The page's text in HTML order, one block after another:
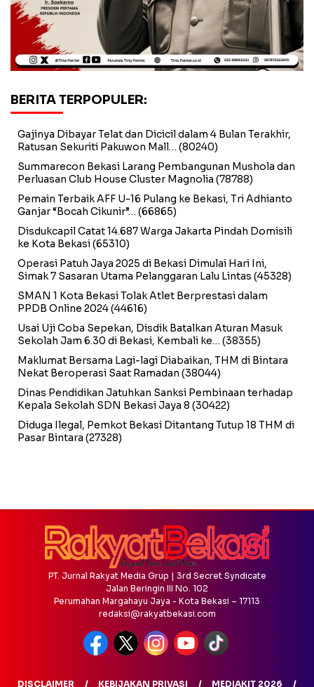
BERITA TERPOPULER:
Gajinya Dibayar Telat dan Dicicil dalam 4 Bulan Terakhir,
Ratusan Sekuriti Pakuwon Mall… (80240)
Summarecon Bekasi Larang Pembangunan Mushola dan
Perluasan Club House Cluster Magnolia (78788)
Pemain Terbaik AFF U-16 Pulang ke Bekasi, Tri Adhianto
Ganjar “Bocah Cikunir”… (66865)
Disdukcapil Catat 14.687 Warga Jakarta Pindah Domisili
ke Kota Bekasi(65310)
Operasi Patuh Jaya 2025 di Bekasi Dimulai Hari Ini,
Simak 7 Sasaran Utama Pelanggaran Lalu Lintas (45328)
SMAN 1 Kota Bekasi Tolak Atlet Berprestasi dalam
PPDB Online 2024(44616)
Usai Uji Coba Sepekan, Disdik Batalkan Aturan Masuk
Sekolah Jam 6.30 di Bekasi, Kembali ke… (38355)
Maklumat Bersama Lagi-lagi Diabaikan, THM di Bintara
Nekat Beroperasi Saat Ramadan (38044)
Dinas Pendidikan Jatuhkan Sanksi Pembinaan terhadap
Kepala Sekolah SDN Bekasi Jaya 8 (30422)
Diduga Ilegal, Pemkot Bekasi Ditantang Tutup 18 THM di
Pasar Bintara (27328)
PT. Jurnal Rakyat Media Grup | 3rd Secret Syndicate
Jalan Beringin III No. 102
Perumahan Margahayu Jaya - Kota Bekasi – 17113
redaksi@rakyatbekasi.com
DISCLAIMER KEBIJAKAN PRIVASI MEDIAKIT 2026